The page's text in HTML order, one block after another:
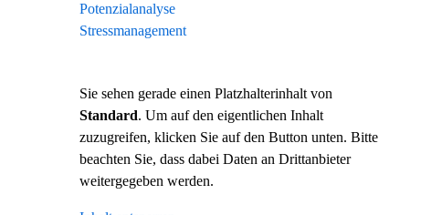
Potenzialanalyse
Stressmanagement
Sie sehen gerade einen Platzhalterinhalt von
Standard. Um auf den eigentlichen Inhalt
zuzugreifen, klicken Sie auf den Button unten. Bitte
beachten Sie, dass dabei Daten an Drittanbieter
weitergegeben werden.